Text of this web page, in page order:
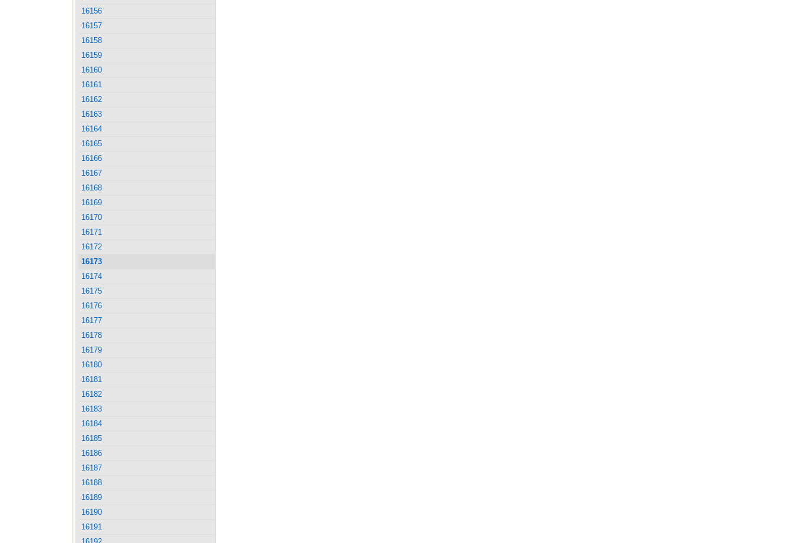
16156
16157
16158
16159
16160
16161
16162
16163
16164
16165
16166
16167
16168
16169
16170
16171
16172
16173
16174
16175
16176
16177
16178
16179
16180
16181
16182
16183
16184
16185
16186
16187
16188
16189
16190
16191